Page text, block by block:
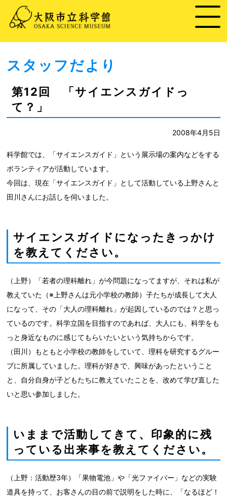
スタッフだより
第12回 「サイエンスガイドっ
て？」
2008年4月5日
科学館では、「サイエンスガイド」という展示場の案内などをする
ボランティアが活動しています。
今回は、現在「サイエンスガイド」として活動している上野さんと
田川さんにお話しを伺いました。
サイエンスガイドになったきっかけ
を教えてください。
（上野）「若者の理科離れ」が今問題になってますが、それは私が
教えていた（※上野さんは元小学校の教師）子たちが成長して大人
になって、その「大人の理科離れ」が起因しているのでは？と思っ
ているのです。科学立国を目指すのであれば、大人にも、科学をも
っと身近なものに感じてもらいたいという気持ちからです。
（田川）もともと小学校の教師をしていて、理科を研究するグルー
プに所属していました。理科が好きで、興味があったということ
と、自分自身が子どもたちに教えていたことを、改めて学び直した
いと思い参加しました。
いままで活動してきて、印象的に残
っている出来事を教えてください。
（上野：活動歴3年）「果物電池」や「光ファイバー」などの実験
道具を持って、お客さんの目の前で説明をした時に、「なるほど！